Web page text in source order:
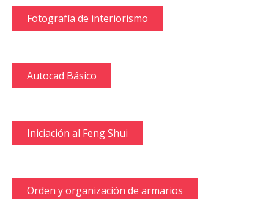
Fotografía de interiorismo
Autocad Básico
Iniciación al Feng Shui
Orden y organización de armarios